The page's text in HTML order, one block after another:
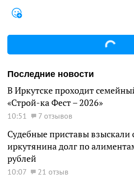
Последние новости
В Иркутске проходит
«Строй-ка Фест – 2026»
10:51 7 отзывов
Судебные приставы взыскали
иркутянина долг по
рублей
10:07 21 отзыв